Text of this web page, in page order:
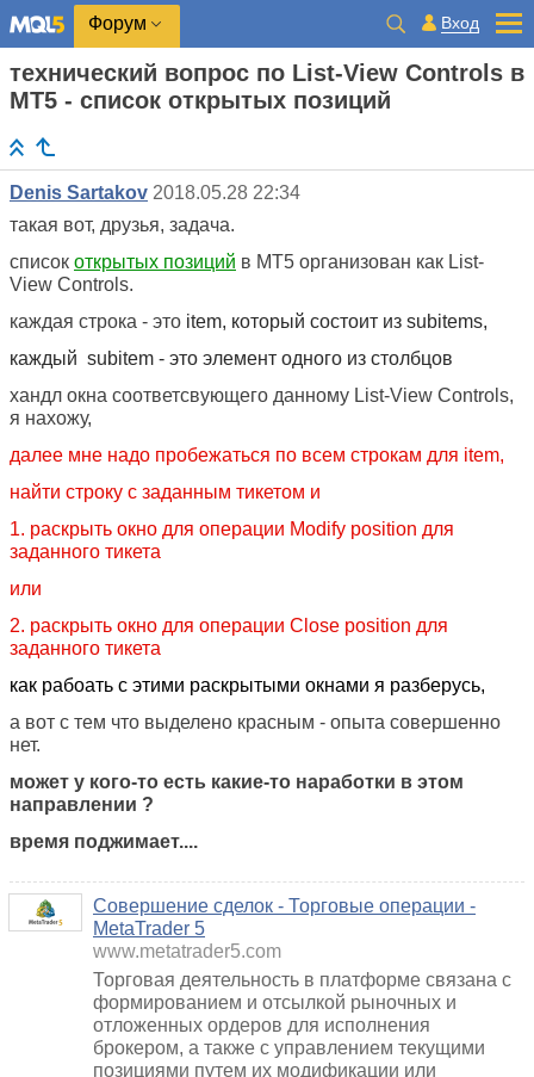
Форум Вход
технический вопрос по List-View Controls в
МТ5 - список открытых позиций
Denis Sartakov 2018.05.28 22:34
такая вот, друзья, задача.
список открытых позиций в МТ5 организован как List-
View Controls.
каждая строка - это item, который состоит из subitems,
каждый subitem - это элемент одного из столбцов
хандл окна соответсвующего данному List-View Controls,
я нахожу,
далее мне надо пробежаться по всем строкам для item,
найти строку с заданным тикетом и
1. раскрыть окно для операции Modify position для
заданного тикета
или
2. раскрыть окно для операции Close position для
заданного тикета
как рабоать с этими раскрытыми окнами я разберусь,
а вот с тем что выделено красным - опыта совершенно
нет.
может у кого-то есть какие-то наработки в этом
направлении ?
время поджимает....
Совершение сделок - Торговые операции -
MetaTrader 5
www.metatrader5.com
Торговая деятельность в платформе связана с
формированием и отсылкой рыночных и
отложенных ордеров для исполнения
брокером, а также с управлением текущими
позициями путем их модификации или